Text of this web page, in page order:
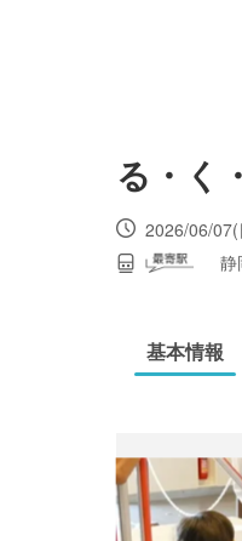
る・く
2026/06/07(
静
基本情報